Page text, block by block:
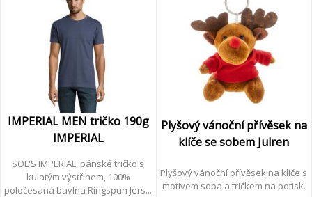
IMPERIAL MEN tričko 190g
IMPERIAL
SOL'S IMPERIAL, pánské tričko s
kulatým výstřihem, 100%
poločesaná bavlna Ringspun Jers...
Plyšový vánoční přívěsek na
klíče se sobem Julren
Plyšový vánoční přívěsek na klíče s
motivem soba a tričkem na potisk.